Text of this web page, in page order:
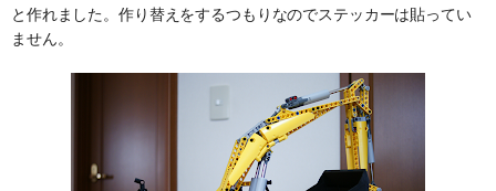
と作れました。作り替えをするつもりなのでステッカーは貼ってい
ません。